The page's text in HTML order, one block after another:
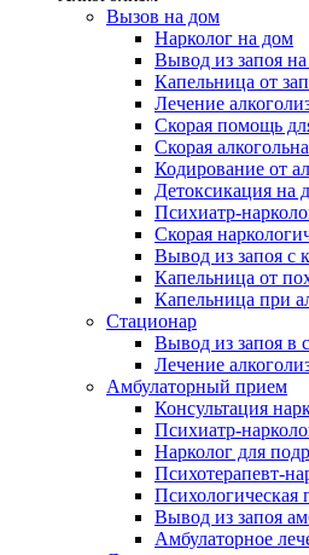
Вызов на дом
Нарколог на дом
Вывод из запоя
Капельница от
Лечение
Скорая помощь
Скорая
Кодирование от
Детоксикация на
Психиатр-
Скорая
Вывод из запоя с
Капельница от
Капельница при
Стационар
Вывод из запоя в
Лечение
Амбулаторный прием
Консультация
Психиатр-
Нарколог для
Психотерапевт-
Психологическая
Вывод из запоя
Амбулаторное